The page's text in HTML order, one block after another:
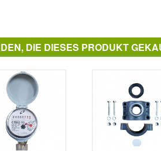
DIE DIESES PRODUKT